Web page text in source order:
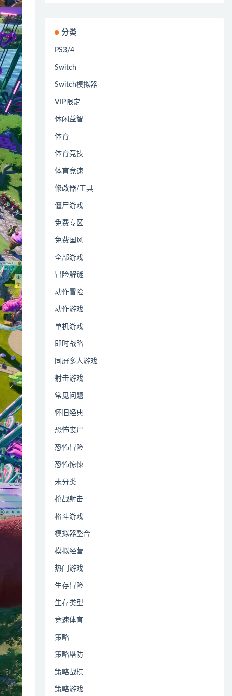
分类
PS3/4
Switch
Switch模拟器
VIP限定
休闲益智
体育
体育竞技
体育竞速
修改器/工具
僵尸游戏
免费专区
免费国风
全部游戏
冒险解谜
动作冒险
动作游戏
单机游戏
即时战略
同屏多人游戏
射击游戏
常见问题
怀旧经典
恐怖丧尸
恐怖冒险
恐怖惊悚
未分类
枪战射击
格斗游戏
模拟器整合
模拟经营
热门游戏
生存冒险
生存类型
竞速体育
策略
策略塔防
策略战棋
策略游戏